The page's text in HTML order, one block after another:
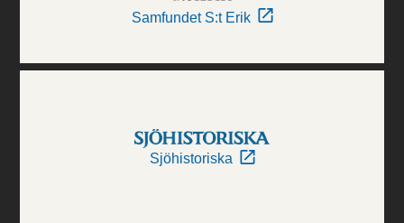
Samfundet S:t Erik
Sjöhistoriska